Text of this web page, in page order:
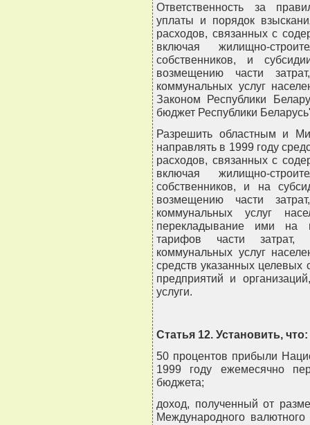
Ответственность за
уплаты и порядок
расходов, связанных с
включая жилищно-
собственников, и
возмещению части
коммунальных услуг
Законом Республики
бюджет Республики
Разрешить областным и
направлять в 1999 году
расходов, связанных с
включая жилищно-
собственников, и на
возмещению части
коммунальных услуг
перекладывание ими на
тарифов части
коммунальных услуг
средств указанных целевых
предприятий и
услуги.
Статья 12. Установить, что:
50 процентов прибыли
1999 году ежемесячно
бюджета;
доход, полученный от
Международного